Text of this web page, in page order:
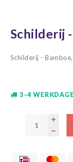
Schilderij
Schilderij -
3-4